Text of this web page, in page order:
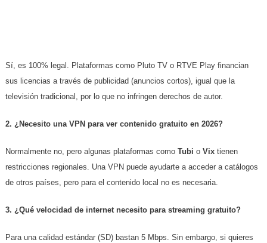
Sí, es 100% legal. Plataformas como Pluto TV o RTVE Play financian
sus licencias a través de publicidad (anuncios cortos), igual que la
televisión tradicional, por lo que no infringen derechos de autor.
2. ¿Necesito una VPN para ver contenido gratuito en 2026?
Normalmente no, pero algunas plataformas como Tubi o Vixtienen
restricciones regionales. Una VPN puede ayudarte a acceder a catálogos
de otros países, pero para el contenido local no es necesaria.
3. ¿Qué velocidad de internet necesito para streaming gratuito?
Para una calidad estándar (SD) bastan 5 Mbps. Sin embargo, si quieres